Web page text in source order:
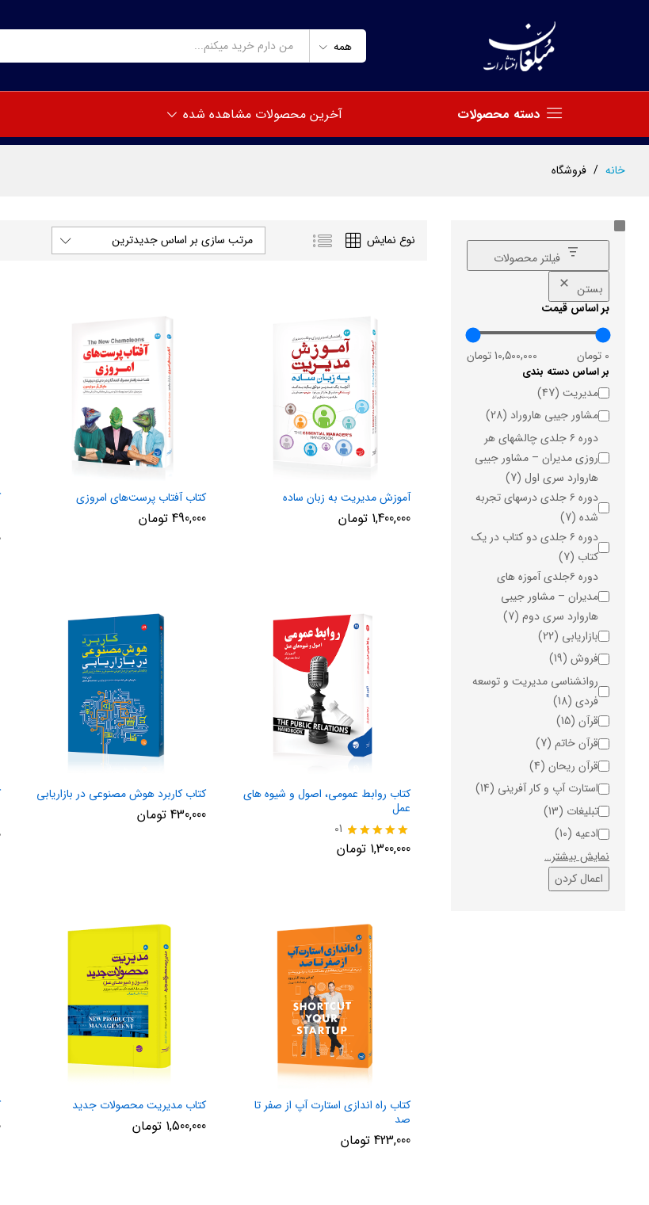
همه
دسته محصولات آخرین محصولات مشاهده شده
خانه / فروشگاه
نوع نمایش مرتب سازی بر اساس جدیدترین
آموزش مدیریت به زبان ساده
1,400,000 تومان
کتاب آفتاب پرست‌های امروزی
490,000 تومان
کتاب روابط عمومی، اصول و شیوه های
عمل
نمره
5.00
01
1,300,000 تومان
کتاب کاربرد هوش مصنوعی در بازاریابی
430,000 تومان
کتاب راه اندازی استارت آپ از صفر تا
صد
423,000 تومان
کتاب مدیریت محصولات جدید
1,500,000 تومان
فیلتر محصولات
بستن
بر اساس قیمت
0 تومان 10,500,000 تومان
بر اساس دسته بندی
دستهمدیریت (47)
مشاور جیبی هاروراد (28)
دوره ۶ جلدی چالشهای هر
روزی مدیران – مشاور جیبی
هاروارد سری اول (7)
دوره ۶ جلدی درسهای تجربه
شده (7)
دوره ۶ جلدی دو کتاب در یک
کتاب (7)
دوره ۶جلدی آموزه های
مدیران – مشاور جیبی
هاروارد سری دوم (7)
بازاریابی (22)
فروش (19)
روانشناسی مدیریت و توسعه
فردی (18)
قرآن (15)
قرآن خاتم (7)
قرآن ریحان (4)
استارت آپ و کار آفرینی (14)
تبلیغات (13)
ادعیه (10)
نمایش بیشتر…
اعمال کردن